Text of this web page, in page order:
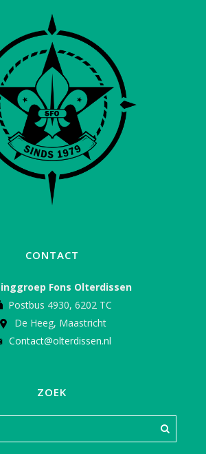
CONTACT
Fons Olterdissen
Postbus 4930, 6202 TC
De Heeg, Maastricht
Contact@olterdissen.nl
ZOEK